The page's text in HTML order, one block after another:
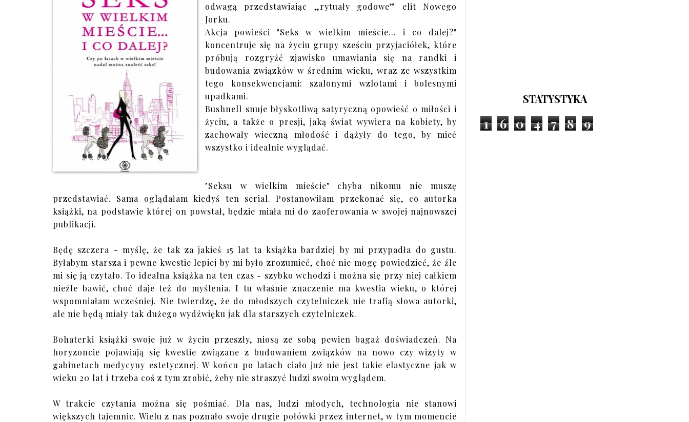
odwagą przedstawiając „rytuały godowe” elit Nowego
Jorku.
Akcja powieści "Seks w wielkim mieście… i co dalej?"
koncentruje się na życiu grupy sześciu przyjaciółek, które
próbują rozgryźć zjawisko umawiania się na randki i
budowania związków w średnim wieku, wraz ze wszystkim
tego konsekwencjami: szalonymi wzlotami i bolesnymi
upadkami.
Bushnell snuje błyskotliwą satyryczną opowieść o miłości i
życiu, a także o presji, jaką świat wywiera na kobiety, by
zachowały wieczną młodość i dążyły do tego, by mieć
wszystko i idealnie wyglądać.
"Seksu w wielkim mieście" chyba nikomu nie muszę
przedstawiać. Sama oglądałam kiedyś ten serial. Postanowiłam przekonać się, co autorka
książki, na podstawie której on powstał, będzie miała mi do zaoferowania w swojej najnowszej
publikacji.
Będę szczera - myślę, że tak za jakieś 15 lat ta książka bardziej by mi przypadła do gustu.
Byłabym starsza i pewne kwestie lepiej by mi było zrozumieć, choć nie mogę powiedzieć, że źle
mi się ją czytało. To idealna książka na ten czas - szybko wchodzi i można się przy niej całkiem
nieźle bawić, choć daje też do myślenia. I tu właśnie znaczenie ma kwestia wieku, o której
wspomniałam wcześniej. Nie twierdzę, że do młodszych czytelniczek nie trafią słowa autorki,
ale nie będą miały tak dużego wydźwięku jak dla starszych czytelniczek.
Bohaterki książki swoje już w życiu przeszły, niosą ze sobą pewien bagaż doświadczeń. Na
horyzoncie pojawiają się kwestie związane z budowaniem związków na nowo czy wizyty w
gabinetach medycyny estetycznej. W końcu po latach ciało już nie jest takie elastyczne jak w
wieku 20 lat i trzeba coś z tym zrobić, żeby nie straszyć ludzi swoim wyglądem.
W trakcie czytania można się pośmiać. Dla nas, ludzi młodych, technologia nie stanowi
większych tajemnic. Wielu z nas poznało swoje drugie połówki przez internet, w tym momencie
STATYSTYKA
1 6 0 4 7 8 9